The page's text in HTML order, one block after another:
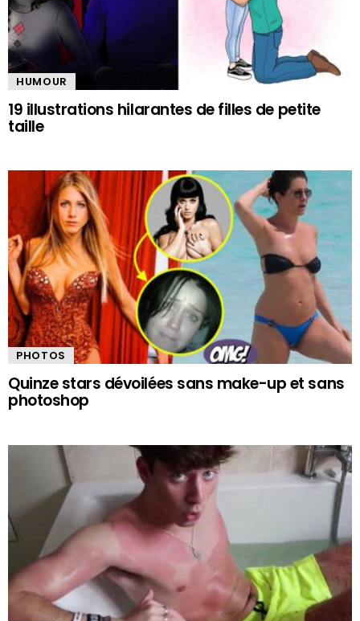
HUMOUR
19 illustrations hilarantes de filles de petite
taille
PHOTOS
Quinze stars dévoilées sans make-up et sans
photoshop